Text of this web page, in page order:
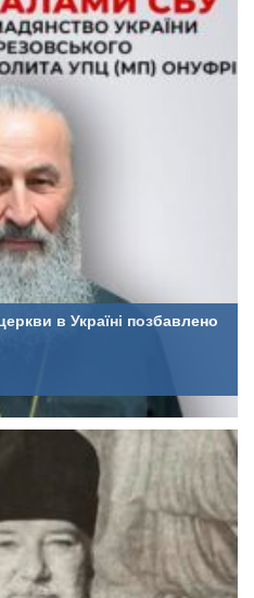
в Україні позбавлено